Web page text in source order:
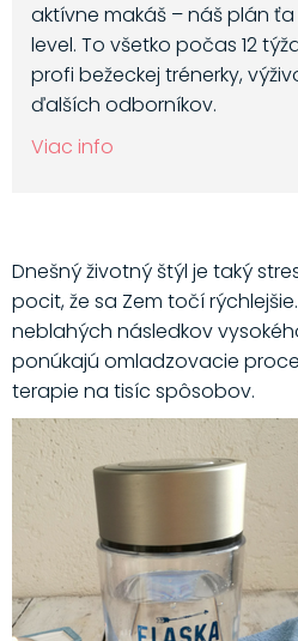
aktívne makáš – náš plán
level. To všetko počas 12
profi bežeckej trénerky,
ďalších odborníkov.
Viac info
Dnešný životný štýl je taký
pocit, že sa Zem točí
neblahých následkov
ponúkajú omladzovacie
terapie na tisíc spôsobov.